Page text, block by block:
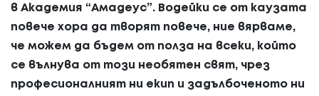
в Академия “Амадеус”. Водейки се от каузата
повече хора да творят повече, ние вярваме,
че можем да бъдем от полза на всеки, който
се вълнува от този необятен свят, чрез
професионалният ни екип и задълбоченото ни